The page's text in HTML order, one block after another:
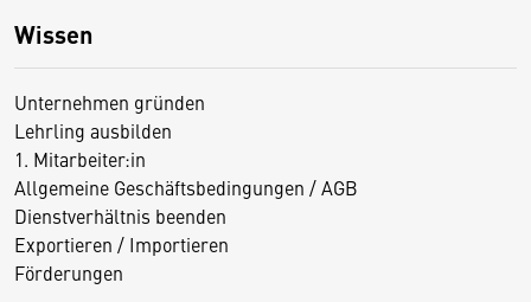
Wissen
Unternehmen gründen
Lehrling ausbilden
1. Mitarbeiter:in
Allgemeine Geschäftsbedingungen / AGB
Dienstverhältnis beenden
Exportieren / Importieren
Förderungen